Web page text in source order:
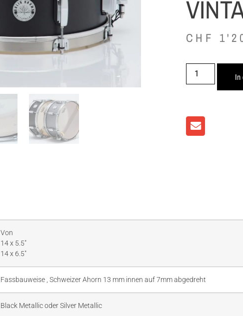
CHF
In
Von
14 x 5.5″
14 x 6.5″
Fassbauweise , Schweizer Ahorn 13 mm innen auf 7mm abgedreht
Black Metallic oder Silver Metallic